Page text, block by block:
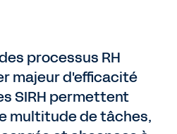
processus RH
majeur d'efficacité
SIRH permettent
multitude de tâches,